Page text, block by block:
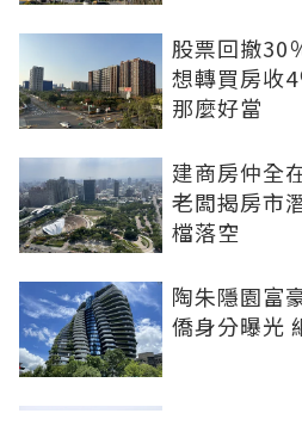
股票回撤30
想轉買房收
那麼好當
建商房仲全
老闆揭房市
檔落空
陶朱隱園富
僑身分曝光